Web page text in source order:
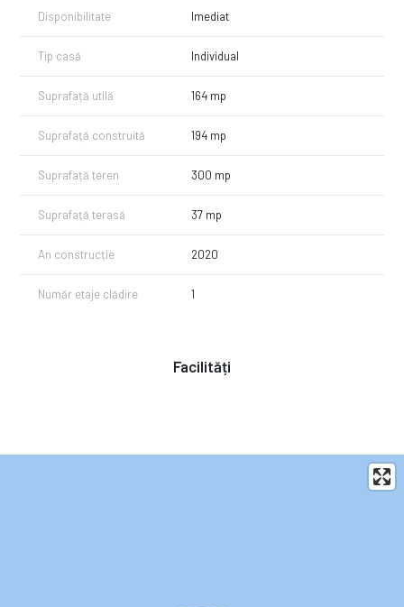
Disponibilitate Imediat
Tip casă Individual
Suprafață utilă 164 mp
Suprafață construită 194 mp
Suprafață teren 300 mp
Suprafață terasă 37 mp
An construcție 2020
Număr etaje clădire 1
Facilități